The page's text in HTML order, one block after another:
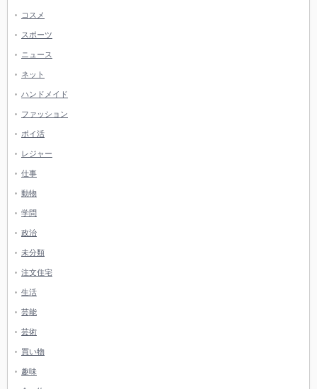
コスメ
スポーツ
ニュース
ネット
ハンドメイド
ファッション
ポイ活
レジャー
仕事
動物
学問
政治
未分類
注文住宅
生活
芸能
芸術
買い物
趣味